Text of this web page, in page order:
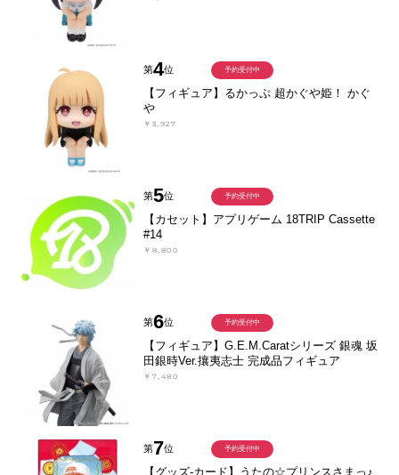
第4位
【フィギュア】るかっぷ 超かぐや姫！ かぐ
や
￥3,927
予約受付中
第5位
【カセット】アプリゲーム 18TRIP Cassette
#14
￥8,800
予約受付中
第6位
【フィギュア】G.E.M.Caratシリーズ 銀魂 坂
田銀時Ver.攘夷志士 完成品フィギュア
￥7,480
予約受付中
第7位
【グッズ-カード】うたの☆プリンスさまっ♪
予約受付中